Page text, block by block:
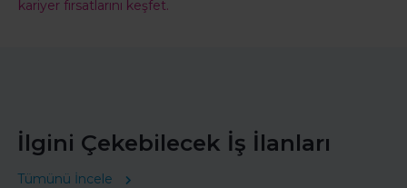
kariyer fırsatlarını keşfet.
İlgini Çekebilecek İş İlanları
Tümünü İncele